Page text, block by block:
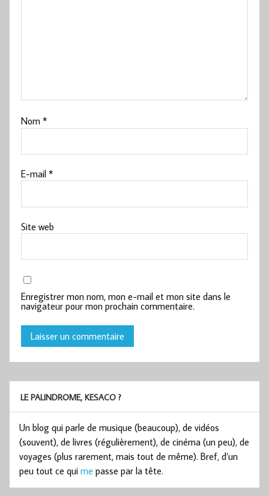
Nom*
E-mail*
Site web
Enregistrer mon nom, mon e-mail et mon site dans le
navigateur pour mon prochain commentaire.
LE PALINDROME, KESACO ?
Un blog qui parle de musique (beaucoup), de vidéos
(souvent), de livres (régulièrement), de cinéma (un peu), de
voyages (plus rarement, mais tout de même). Bref, d’un
peu tout ce qui me passe par la tête.